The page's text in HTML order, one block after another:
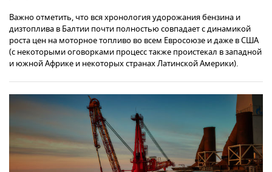
Важно отметить, что вся хронология удорожания бензина и
дизтоплива в Балтии почти полностью совпадает с динамикой
роста цен на моторное топливо во всем Евросоюзе и даже в США
(с некоторыми оговорками процесс также проистекал в западной
и южной Африке и некоторых странах Латинской Америки).